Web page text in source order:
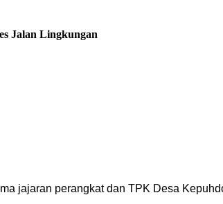
Jalan Lingkungan
jajaran perangkat dan TPK Desa